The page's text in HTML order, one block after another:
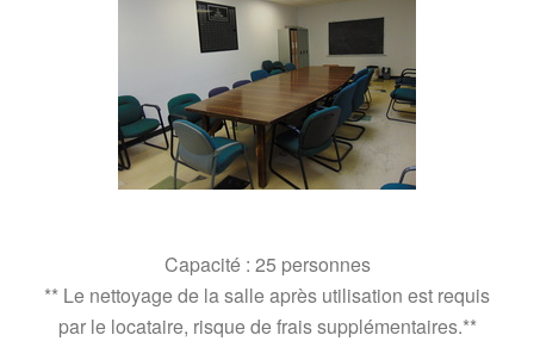
Capacité : 25 personnes
** Le nettoyage de la salle après utilisation est requis
par le locataire, risque de frais supplémentaires.**